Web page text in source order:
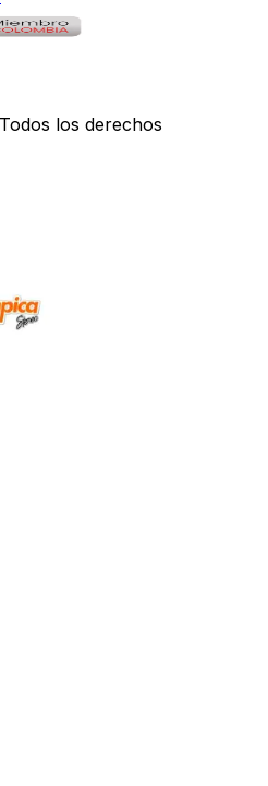
los derechos